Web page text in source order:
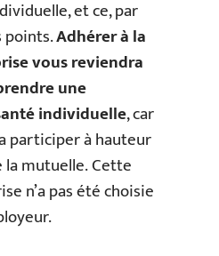
et ce, par
points.Adhérer à la
vous reviendra
une
individuelle, car
participer à hauteur
la mutuelle. Cette
n’a pas été choisie